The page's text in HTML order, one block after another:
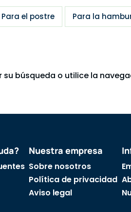
Para el postre Para la
búsqueda o utilice la
Nuestra empresa
Sobre nosotros
Política de privacidad
Aviso legal